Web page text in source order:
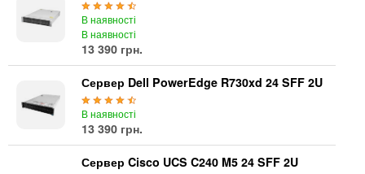
В наявності
В наявності
13 390 грн.
Сервер Dell PowerEdge R730xd 24 SFF 2U
В наявності
13 390 грн.
Сервер Cisco UCS C240 M5 24 SFF 2U